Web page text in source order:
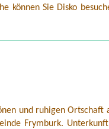
können Sie Disko
und ruhigen Ortschaft
Frymburk.